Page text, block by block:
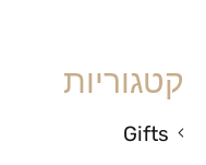
קטגוריות
Gifts